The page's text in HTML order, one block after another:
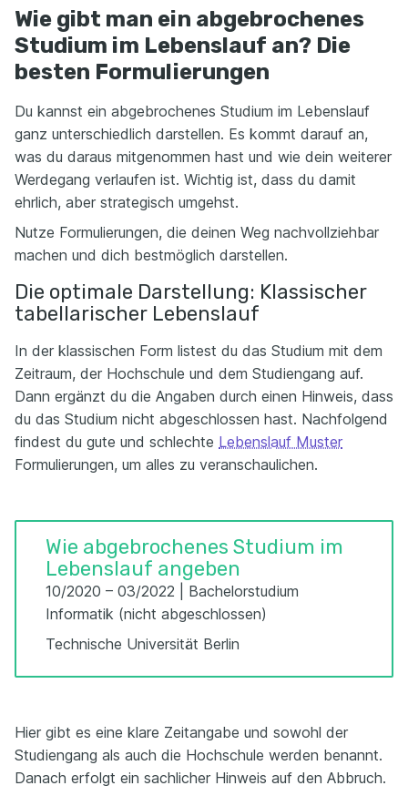
Wie gibt man ein abgebrochenes
Studium im Lebenslauf an? Die
besten Formulierungen
Du kannst ein abgebrochenes Studium im Lebenslauf
ganz unterschiedlich darstellen. Es kommt darauf an,
was du daraus mitgenommen hast und wie dein weiterer
Werdegang verlaufen ist. Wichtig ist, dass du damit
ehrlich, aber strategisch umgehst.
Nutze Formulierungen, die deinen Weg nachvollziehbar
machen und dich bestmöglich darstellen.
Die optimale Darstellung: Klassischer
tabellarischer Lebenslauf
In der klassischen Form listest du das Studium mit dem
Zeitraum, der Hochschule und dem Studiengang auf.
Dann ergänzt du die Angaben durch einen Hinweis, dass
du das Studium nicht abgeschlossen hast. Nachfolgend
findest du gute und schlechte Lebenslauf Muster
Formulierungen, um alles zu veranschaulichen.
Wie abgebrochenes Studium im
Lebenslauf angeben
10/2020 – 03/2022 | Bachelorstudium
Informatik (nicht abgeschlossen)
Technische Universität Berlin
Hier gibt es eine klare Zeitangabe und sowohl der
Studiengang als auch die Hochschule werden benannt.
Danach erfolgt ein sachlicher Hinweis auf den Abbruch.